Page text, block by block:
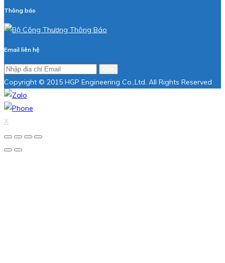
Thông báo
Email liên hệ
Copyright © 2015 HGP Engineering Co.,Ltd. All Rights Reserved
X